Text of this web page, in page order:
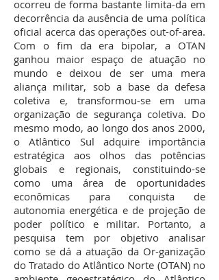
ocorreu de forma bastante limita-da em
decorrência da ausência de uma política
oficial acerca das operações out-of-area.
Com o fim da era bipolar, a OTAN
ganhou maior espaço de atuação no
mundo e deixou de ser uma mera
aliança militar, sob a base da defesa
coletiva e, transformou-se em uma
organização de segurança coletiva. Do
mesmo modo, ao longo dos anos 2000,
o Atlântico Sul adquire importância
estratégica aos olhos das potências
globais e regionais, constituindo-se
como uma área de oportunidades
econômicas para conquista de
autonomia energética e de projeção de
poder político e militar. Portanto, a
pesquisa tem por objetivo analisar
como se dá a atuação da Or-ganização
do Tratado do Atlântico Norte (OTAN) no